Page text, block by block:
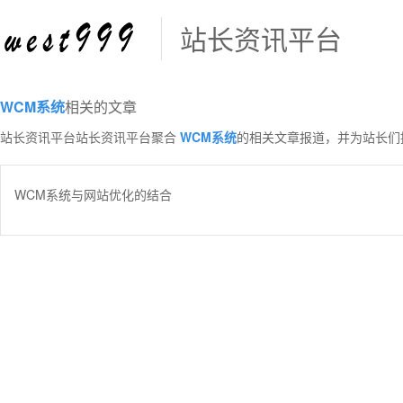
站长资讯平台
WCM系统相关的文章
站长资讯平台站长资讯平台聚合 WCM系统的相关文章报道，并为站长
WCM系统与网站优化的结合